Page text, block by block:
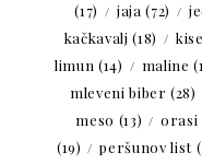
(17)
jaja (72)
kačkavalj (18)
limun (14) maline
mleveni biber (28)
meso (13) orasi
(19)
peršunov list